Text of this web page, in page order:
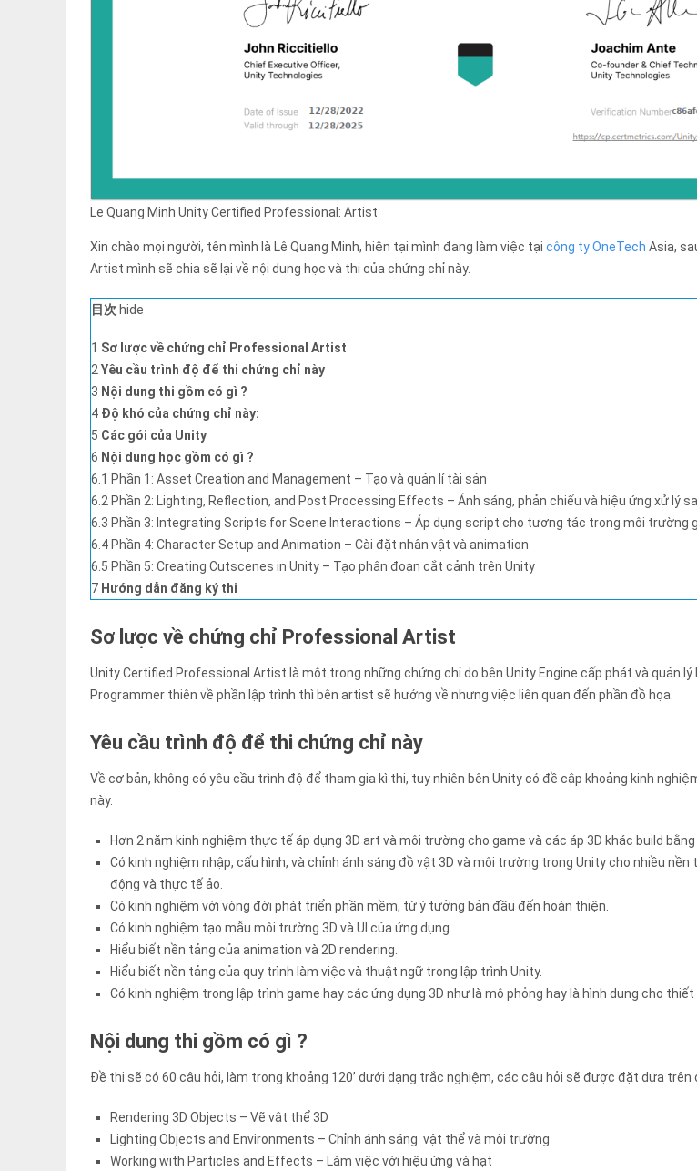
Le Quang Minh Unity Certified Professional: Artist
Xin chào mọi người, tên mình là Lê Quang Minh, hiện tại mình đang làm việc tại công ty OneTech Asia,
Artist mình sẽ chia sẽ lại về nội dung học và thi của chứng chỉ này.
目次 hide
1 Sơ lược về chứng chỉ Professional Artist
2 Yêu cầu trình độ để thi chứng chỉ này
3 Nội dung thi gồm có gì ?
4 Độ khó của chứng chỉ này:
5 Các gói của Unity
6 Nội dung học gồm có gì ?
6.1 Phần 1: Asset Creation and Management – Tạo và quản lí tài sản
6.2 Phần 2: Lighting, Reflection, and Post Processing Effects – Ánh sáng, phản chiếu và hiệu ứng xử lý
6.3 Phần 3: Integrating Scripts for Scene Interactions – Áp dụng script cho tương tác trong môi trường
6.4 Phần 4: Character Setup and Animation – Cài đặt nhân vật và animation
6.5 Phần 5: Creating Cutscenes in Unity – Tạo phân đoạn cắt cảnh trên Unity
7 Hướng dẫn đăng ký thi
Sơ lược về chứng chỉ Professional Artist
Unity Certified Professional Artist là một trong những chứng chỉ do bên Unity Engine cấp phát và quản
Programmer thiên về phần lập trình thì bên artist sẽ hướng về nhưng việc liên quan đến phần đồ họa.
Yêu cầu trình độ để thi chứng chỉ này
Về cơ bản, không có yêu cầu trình độ để tham gia kì thi, tuy nhiên bên Unity có đề cập khoảng kinh
này.
Hơn 2 năm kinh nghiệm thực tế áp dụng 3D art và môi trường cho game và các áp 3D khác build bằng
Có kinh nghiệm nhập, cấu hình, và chỉnh ánh sáng đồ vật 3D và môi trường trong Unity cho nhiều nền
động và thực tế ảo.
Có kinh nghiệm với vòng đời phát triển phần mềm, từ ý tưởng bản đầu đến hoàn thiện.
Có kinh nghiệm tạo mẫu môi trường 3D và UI của ứng dụng.
Hiểu biết nền tảng của animation và 2D rendering.
Hiểu biết nền tảng của quy trình làm việc và thuật ngữ trong lập trình Unity.
Có kinh nghiệm trong lập trình game hay các ứng dụng 3D như là mô phỏng hay là hình dung cho thiết
Nội dung thi gồm có gì ?
Đề thi sẽ có 60 câu hỏi, làm trong khoảng 120’ dưới dạng trắc nghiệm, các câu hỏi sẽ được đặt dựa trên
Rendering 3D Objects – Vẽ vật thể 3D
Lighting Objects and Environments – Chỉnh ánh sáng vật thể và môi trường
Working with Particles and Effects – Làm việc với hiệu ứng và hạt